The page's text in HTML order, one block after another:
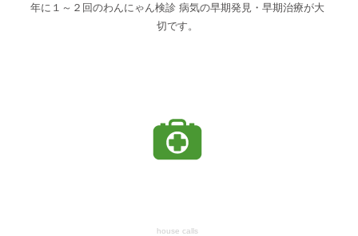
年に１～２回のわんにゃん検診 病気の早期発見・早期治療が大
切です。
house calls